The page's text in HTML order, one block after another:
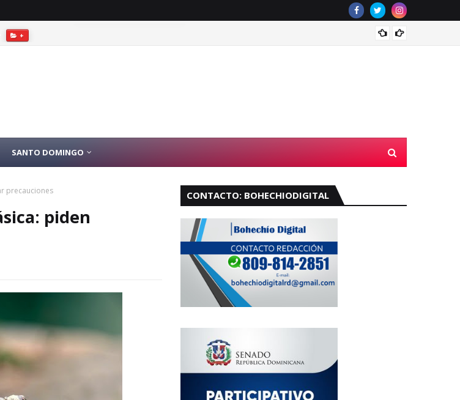
+
SANTO DOMINGO
precauciones
piden
CONTACTO: BOHECHIODIGITAL